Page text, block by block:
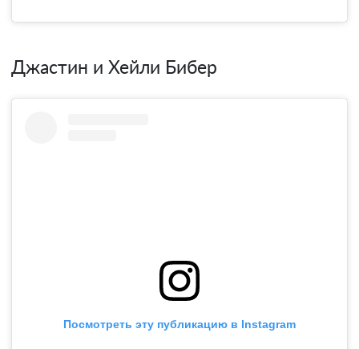
Джастин и Хейли Бибер
Посмотреть эту публикацию в Instagram